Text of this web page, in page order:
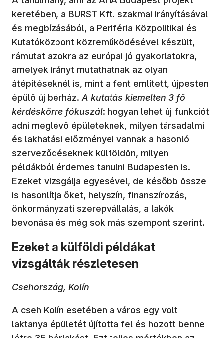
keretében, a BURST Kft. szakmai irányításával
és megbízásából, a Periféria Közpolitikai és
Kutatóközpont közreműködésével készült,
rámutat azokra az európai jó gyakorlatokra,
amelyek irányt mutathatnak az olyan
átépítéseknél is, mint a fent említett, újpesten
épülő új bérház. A kutatás kiemelten 3 fő
kérdéskörre fókuszál: hogyan lehet új funkciót
adni meglévő épületeknek, milyen társadalmi
és lakhatási előzményei vannak a hasonló
szerveződéseknek külföldön, milyen
példákból érdemes tanulni Budapesten is.
Ezeket vizsgálja egyesével, de később össze
is hasonlítja őket, helyszín, finanszírozás,
önkormányzati szerepvállalás, a lakók
bevonása és még sok más szempont szerint.
Ezeket a külföldi példákat
vizsgálták részletesen
Csehország, Kolín
A cseh Kolín esetében a város egy volt
laktanya épületét újította fel és hozott benne